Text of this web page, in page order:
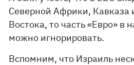
Северной Африки, Кавказа
Востока, то часть «Евро» в
можно игнорировать.
Вспомним, что Израиль